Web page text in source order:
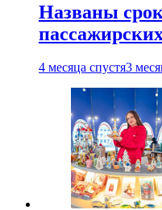
Названы
4 месяца спустя3